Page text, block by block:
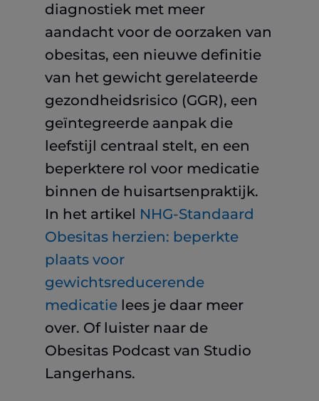
diagnostiek met meer
aandacht voor de oorzaken van
obesitas, een nieuwe definitie
van het gewicht gerelateerde
gezondheidsrisico (GGR), een
geïntegreerde aanpak die
leefstijl centraal stelt, en een
beperktere rol voor medicatie
binnen de huisartsenpraktijk.
In het artikel NHG-Standaard
Obesitas herzien: beperkte
plaats voor
gewichtsreducerende
medicatielees je daar meer
over. Of luister naar de
Obesitas Podcast van Studio
Langerhans.